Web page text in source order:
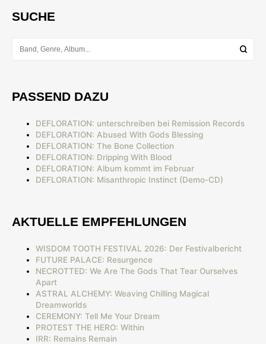
SUCHE
PASSEND DAZU
DEFLORATION: unterschreiben bei Remission Records
DEFLORATION: Abused With Gods Blessing
DEFLORATION: The Bone Collection
DEFLORATION: Dripping With Blood
DEFLORATION: Album kommt im Februar
DEFLORATION: Misanthropic Instinct (Demo-CD)
AKTUELLE EMPFEHLUNGEN
WISDOM TOOTH FESTIVAL 2026: Der Festivalbericht
FUTURE PALACE: Resurgence
NECROTTED: We Are The Gods That Tear Ourselves
Apart
ASTRAL ALCHEMY: Weaving Chilling Magical
Dreamworlds
CEREMONY: Tell Me Your Dream
PROTEST THE HERO: Within
IRR: Remains Remain